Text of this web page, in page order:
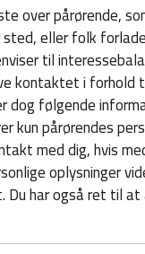
over pårørende,
eller folk
til
kontaktet i
dog følgende
kun pårørendes
med dig, hvis
oplysninger
har også ret til